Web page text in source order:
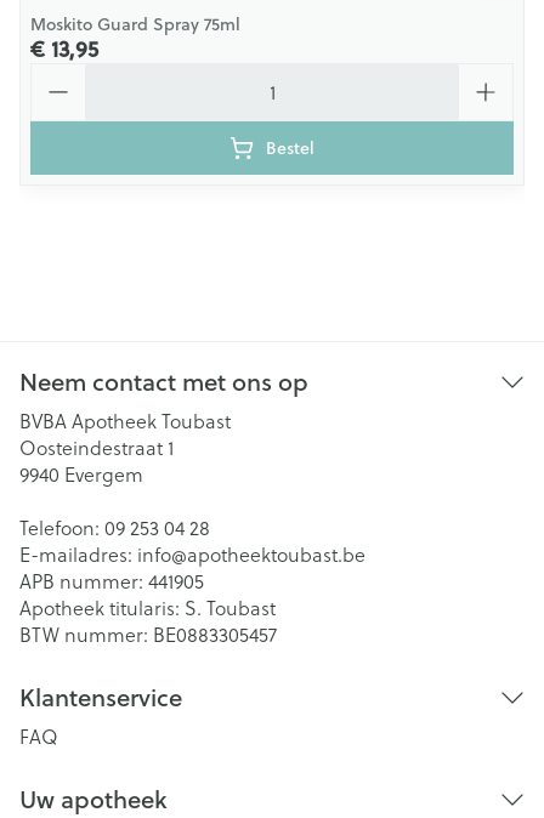
Moskito Guard Spray 75ml
€ 13,95
Bestel
Neem contact met ons op
BVBA Apotheek Toubast
Oosteindestraat 1
9940 Evergem
Telefoon: 09 253 04 28
E-mailadres: info@apotheektoubast.be
APB nummer: 441905
Apotheek titularis: S. Toubast
BTW nummer: BE0883305457
Klantenservice
FAQ
Uw apotheek